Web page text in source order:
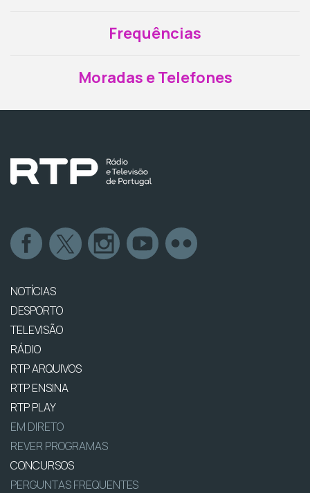
Frequências
Moradas e Telefones
NOTÍCIAS
DESPORTO
TELEVISÃO
RÁDIO
RTP ARQUIVOS
RTP ENSINA
RTP PLAY
EM DIRETO
REVER PROGRAMAS
CONCURSOS
PERGUNTAS FREQUENTES